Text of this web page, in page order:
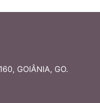
GOIÂNIA, GO.